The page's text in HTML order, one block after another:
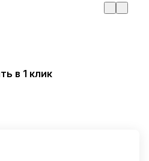
в 1 клик